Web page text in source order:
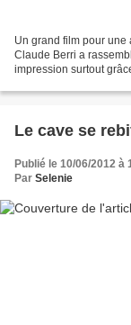
Un grand film pour
Claude Berri a
impression surtout
Le cave se
Publié le 10/06/2012 à
Par Selenie